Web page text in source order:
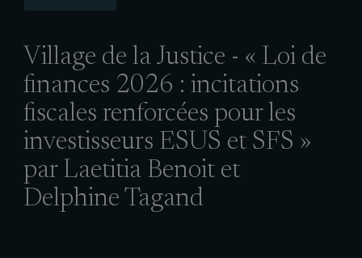
Village de la Justice - « Loi de
finances 2026 : incitations
fiscales renforcées pour les
investisseurs ESUS et SFS »
par Laetitia Benoit et
Delphine Tagand